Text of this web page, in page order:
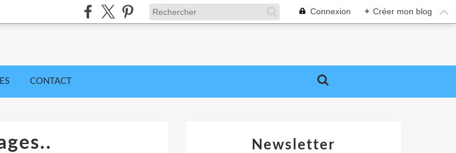
Connexion + Créer mon blog
CONTACT
Newsletter